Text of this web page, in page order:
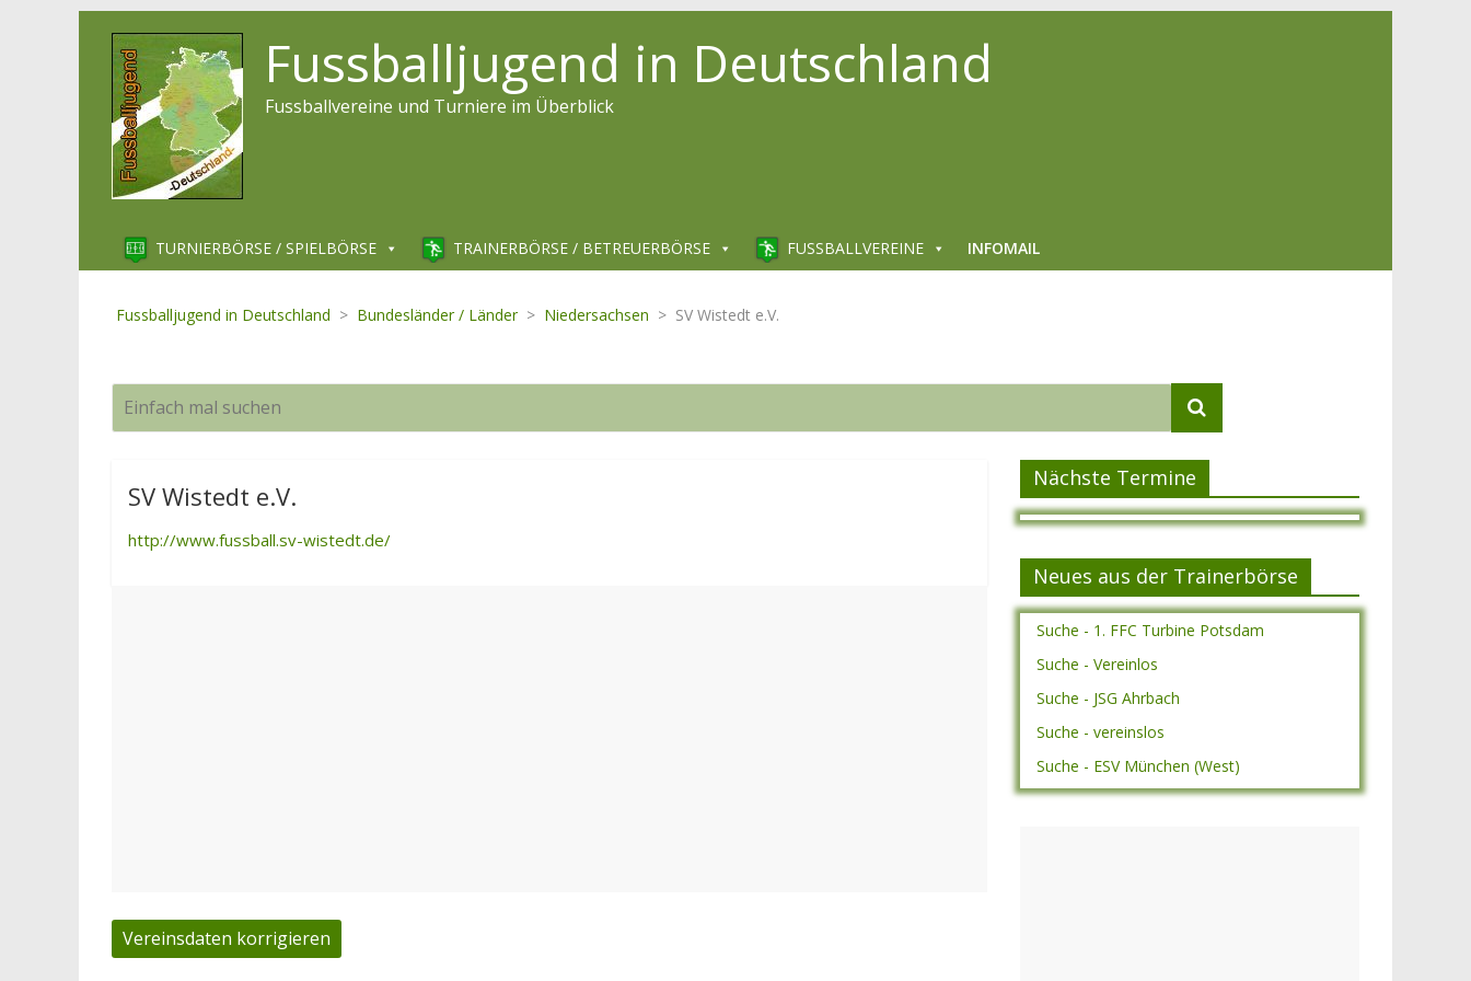
Fussballjugend in Deutschland
Fussballvereine und Turniere im Überblick
TURNIERBÖRSE / SPIELBÖRSE TRAINERBÖRSE / BETREUERBÖRSE FUSSBALLVEREINE INFOMAIL
Fussballjugend in Deutschland > Bundesländer / Länder > Niedersachsen > SV Wistedt e.V.
SV Wistedt e.V.
http://www.fussball.sv-wistedt.de/
Vereinsdaten korrigieren
Nächste Termine
Neues aus der Trainerbörse
Suche - 1. FFC Turbine Potsdam
Suche - Vereinlos
Suche - JSG Ahrbach
Suche - vereinslos
Suche - ESV München (West)